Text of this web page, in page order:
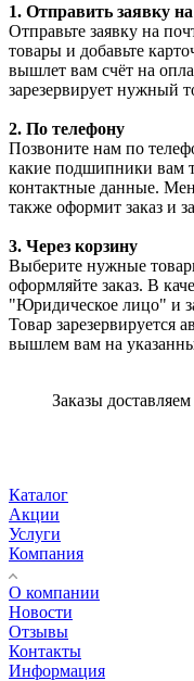
1. Отправить заявку
Отправьте заявку на
товары и добавьте
вышлет вам счёт на
зарезервирует нужный
2. По телефону
Позвоните нам по
какие подшипники вам
контактные данные.
также оформит заказ и
3. Через корзину
Выберите нужные
оформляйте заказ. В
"Юридическое лицо" и
Товар зарезервируется
вышлем вам на
Заказы
Каталог
Акции
Услуги
Компания
О компании
Новости
Отзывы
Контакты
Информация